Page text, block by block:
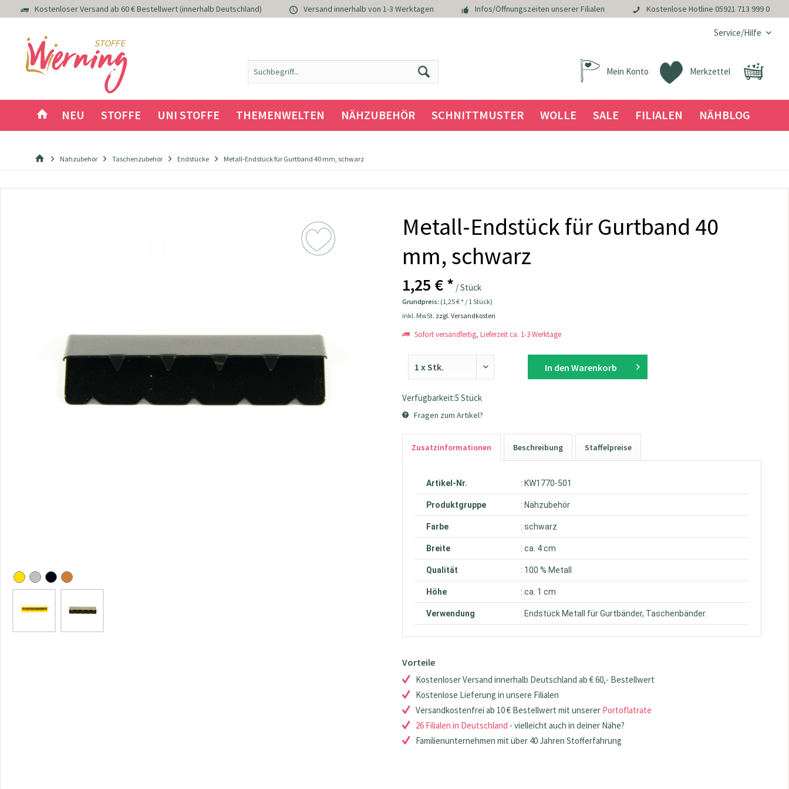
Kostenloser Versand ab 60 € Bestellwert (innerhalb Deutschland) Versand innerhalb von 1-3 Werktagen Infos/Öffnungszeiten unserer Filialen Kostenlose Hotline 05921 713 999 0
Service/Hilfe
Merkzettel
Mein Konto
NEU STOFFE UNI STOFFE THEMENWELTEN NÄHZUBEHÖR SCHNITTMUSTER WOLLE SALE FILIALEN NÄHBLOG
Nähzubehör Taschenzubehör Endstücke Metall-Endstück für Gurtband 40 mm, schwarz
Metall-Endstück für Gurtband 40
mm, schwarz
1,25 € * / Stück
Grundpreis: (1,25 € * / 1 Stück)
inkl. MwSt. zzgl. Versandkosten
Sofort versandfertig, Lieferzeit ca. 1-3 Werktage
In den Warenkorb
Verfügbarkeit:5 Stück
Fragen zum Artikel?
Zusatzinformationen Beschreibung Staffelpreise
Artikel-Nr. : KW1770-501
Produktgruppe : Nähzubehör
Farbe : schwarz
Breite : ca. 4 cm
Qualität : 100 % Metall
Höhe : ca. 1 cm
Verwendung : Endstück Metall für Gurtbänder, Taschenbänder.
Vorteile
Kostenloser Versand innerhalb Deutschland ab € 60,- Bestellwert
Kostenlose Lieferung in unsere Filialen
Versandkostenfrei ab 10 € Bestellwert mit unserer Portoflatrate
26 Filialen in Deutschland - vielleicht auch in deiner Nähe?
Familienunternehmen mit über 40 Jahren Stofferfahrung